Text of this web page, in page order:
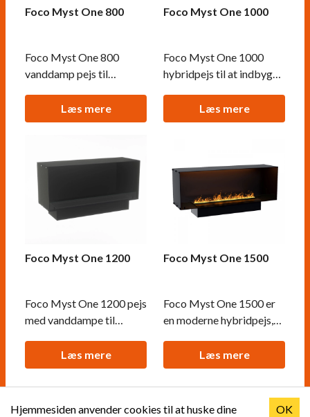
Foco Myst One 800
Foco Myst One 800
vanddamp pejs til
Autentisk flamme uden
brandfare
Læs mere
Foco Myst One 1000
Foco Myst One 1000
hybridpejs til at indbygge
dampflamme uden
brandfare
Læs mere
Foco Myst One 1200
Foco Myst One 1200 pejs
med vanddampe til
Autentisk flamme uden
brandfare
Læs mere
Foco Myst One 1500
Foco Myst One 1500 er
en moderne hybridpejs,
imponerende
flammeeffekt ved hjælp
af vanddamp og LED-lys.
Denne frontåbne pejs er
Læs mere
Hjemmesiden anvender cookies til at huske dine OK